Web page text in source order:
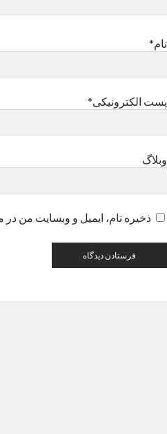
نام*
پست الکترونیکی*
وبلاگ
ذخیره نام، ایمیل و وبسایت من